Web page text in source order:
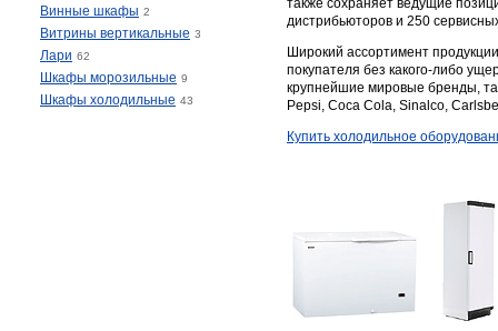
также сохраняет ведущие
дистрибьюторов и 250
Широкий ассортимент
покупателя без какого-либо
крупнейшие мировые бренды,
Pepsi, Coca Cola, Sinalco,
Купить холодильное
Винные шкафы 2
Витрины вертикальные 3
Лари 62
Шкафы морозильные 9
Шкафы холодильные 43